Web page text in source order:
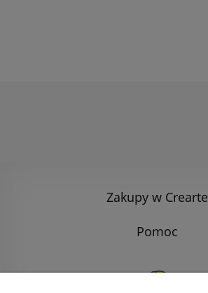
Zakupy w Crearte
Pomoc